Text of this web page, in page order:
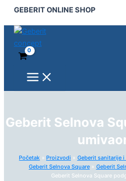
Pređi
sadržaj
GEBERIT ONLINE SHOP
Menu
Geberit Selnova
Početak Proizvodi Geberit sanitarije i
Geberit Selnova Square
Geberit
Geberit Selnova Square